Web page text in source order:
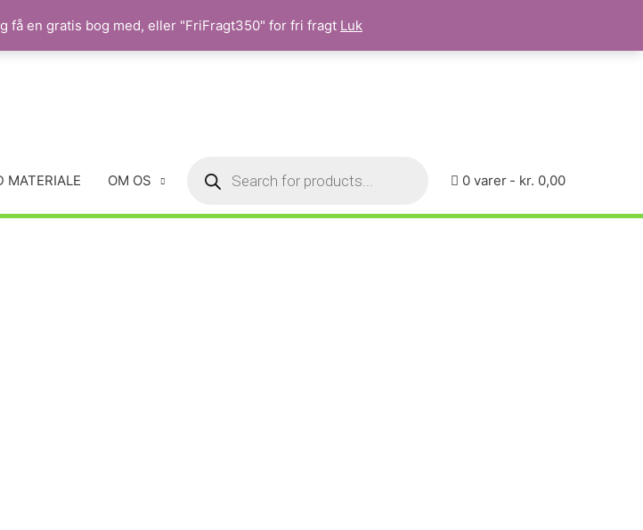
få en gratis bog med, eller "FriFragt350" for fri fragt Luk
MATERIALE OM OS 0 varer kr. 0,00